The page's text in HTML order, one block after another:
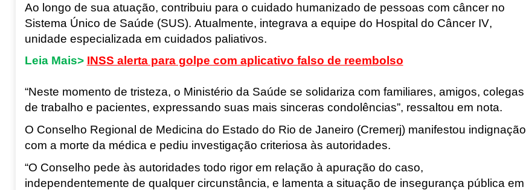
Ao longo de sua atuação, contribuiu para o cuidado humanizado de pessoas com câncer no
Sistema Único de Saúde (SUS). Atualmente, integrava a equipe do Hospital do Câncer IV,
unidade especializada em cuidados paliativos.
Leia Mais> INSS alerta para golpe com aplicativo falso de reembolso
“Neste momento de tristeza, o Ministério da Saúde se solidariza com familiares, amigos, colegas
de trabalho e pacientes, expressando suas mais sinceras condolências”, ressaltou em nota.
O Conselho Regional de Medicina do Estado do Rio de Janeiro (Cremerj) manifestou indignação
com a morte da médica e pediu investigação criteriosa às autoridades.
“O Conselho pede às autoridades todo rigor em relação à apuração do caso,
independentemente de qualquer circunstância, e lamenta a situação de insegurança pública em